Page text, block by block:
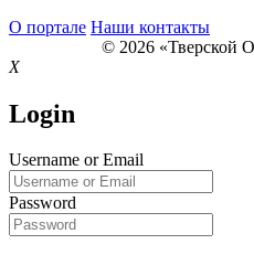
О портале Наши контакты
© 2026 «Тверской
X
Login
Username or Email
Password